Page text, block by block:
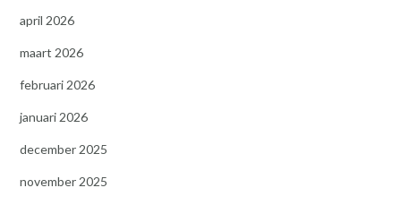
april 2026
maart 2026
februari 2026
januari 2026
december 2025
november 2025